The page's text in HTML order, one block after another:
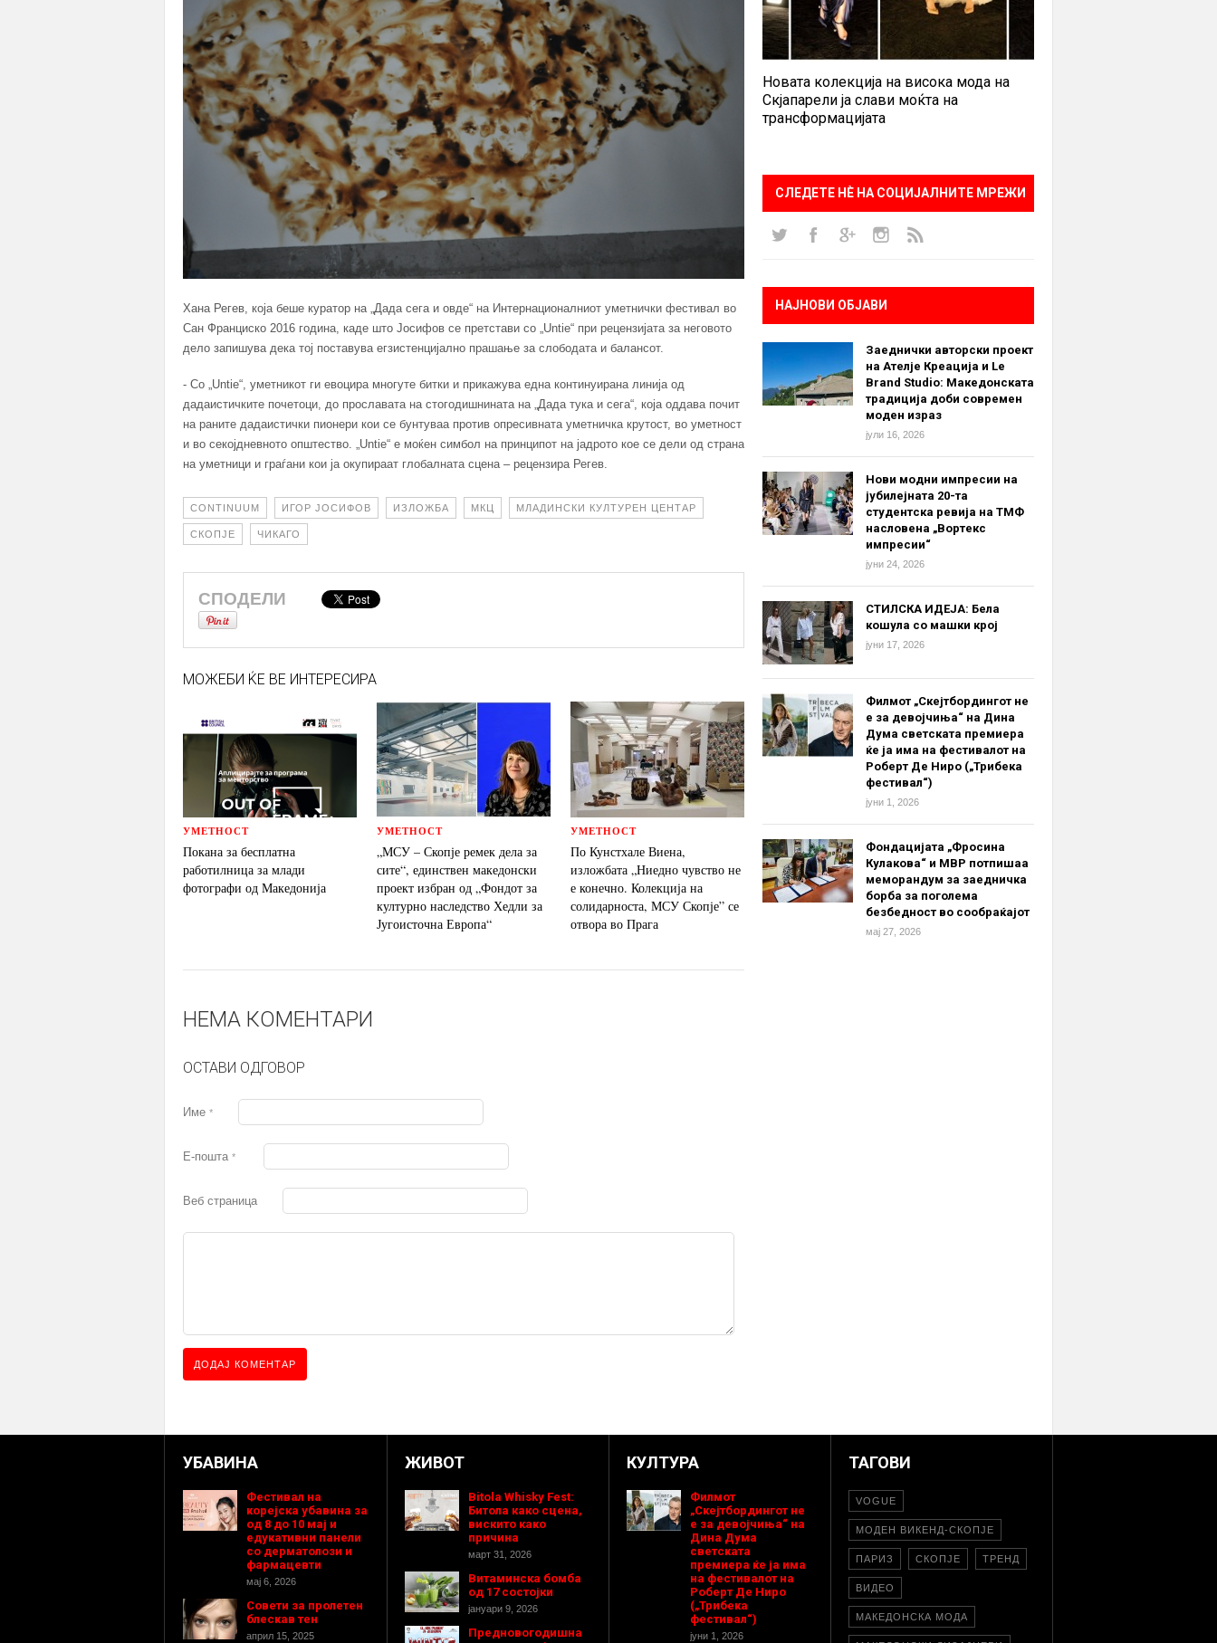
Хана Регев, која беше куратор на „Дада сега и овде“ на Интернационалниот уметнички фестивал во
Сан Франциско 2016 година, каде што Јосифов се претстави со „Untie“ при рецензијата за неговото
дело запишува дека тој поставува егзистенцијално прашање за слободата и балансот.
- Со „Untie“, уметникот ги евоцира многуте битки и прикажува една континуирана линија од
дадаистичките почетоци, до прославата на стогодишнината на „Дада тука и сега“, која оддава почит
на раните дадаистички пионери кои се бунтуваа против опресивната уметничка крутост, во уметност
и во секојдневното општество. „Untie“ е моќен симбол на принципот на јадрото кое се дели од страна
на уметници и граѓани кои ja окупираат глобалната сцена – рецензира Регев.
CONTINUUM ИГОР ЈОСИФОВ ИЗЛОЖБА МКЦ МЛАДИНСКИ КУЛТУРЕН ЦЕНТАР
СКОПЈЕ ЧИКАГО
СПОДЕЛИ
МОЖЕБИ ЌЕ ВЕ ИНТЕРЕСИРА
УМЕТНОСТ
Покана за бесплатна
работилница за млади
фотографи од Македонија
УМЕТНОСТ
„МСУ – Скопје ремек дела за
сите“, единствен македонски
проект избран од „Фондот за
културно наследство Хедли за
Југоисточна Европа“
УМЕТНОСТ
По Кунстхале Виена,
изложбата „Ниедно чувство не
е конечно. Колекција на
солидарноста, МСУ Скопје” се
отвора во Прага
НЕМА КОМЕНТАРИ
ОСТАВИ ОДГОВОР
Име *
Е-пошта *
Веб страница
Новата колекција на висока мода на
Скјапарели ја слави моќта на
трансформацијата
СЛЕДЕТЕ НÈ НА СОЦИЈАЛНИТЕ МРЕЖИ
НАЈНОВИ ОБЈАВИ
Заеднички авторски проект
на Ателје Креација и Le
Brand Studio: Македонската
традиција доби современ
моден израз
јули 16, 2026
Нови модни импресии на
јубилејната 20-та
студентска ревија на ТМФ
насловена „Вортекс
импресии“
јуни 24, 2026
СТИЛСКА ИДЕЈА: Бела
кошула со машки крој
јуни 17, 2026
Филмот „Скејтбордингот не
е за девојчиња“ на Дина
Дума светската премиера
ќе ја има на фестивалот на
Роберт Де Ниро („Трибека
фестивал“)
јуни 1, 2026
Фондацијата „Фросина
Кулакова“ и МВР потпишаа
меморандум за заедничка
борба за поголема
безбедност во сообраќајот
мај 27, 2026
УБАВИНА
Фестивал на
корејска убавина за
од 8 до 10 мај и
едукативни панели
со дерматолози и
фармацевти
мај 6, 2026
Совети за пролетен
блескав тен
април 15, 2025
ЖИВОТ
Bitola Whisky Fest:
Битола како сцена,
вискито како
причина
март 31, 2026
Витаминска бомба
од 17 состојки
јануари 9, 2026
Предновогодишнa
КУЛТУРА
Филмот
„Скејтбордингот не
е за девојчиња“ на
Дина Дума
светската
премиера ќе ја има
на фестивалот на
Роберт Де Ниро
(„Трибека
фестивал“)
јуни 1, 2026
ТАГОВИ
VOGUE
МОДЕН ВИКЕНД-СКОПЈЕ
ПАРИЗ СКОПЈЕ ТРЕНД
ВИДЕО
МАКЕДОНСКА МОДА